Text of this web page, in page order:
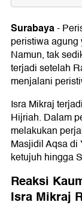
Reaksi
Mikraj
Hikmah
1.
2. Salat
3.
Surabaya-
peristiwa
Namun, tak
terjadi setelah
menjalani
Isra Mikraj
Hijriah. Dalam
melakukan
Masjidil Aqsa di
ketujuh hingga
Reaksi
Isra Mikraj